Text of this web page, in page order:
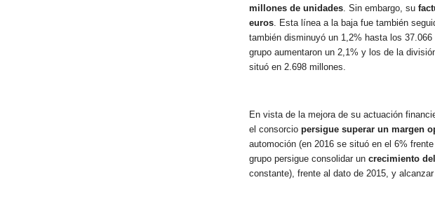
millones de unidades. Sin embargo, su
euros. Esta línea a la baja fue también
también disminuyó un 1,2% hasta los
grupo aumentaron un 2,1% y los de la
situó en 2.698 millones.
En vista de la mejora de su actuación
el consorcio persigue superar un margen
automoción (en 2016 se situó en el 6%
grupo persigue consolidar un crecimiento
constante), frente al dato de 2015, y